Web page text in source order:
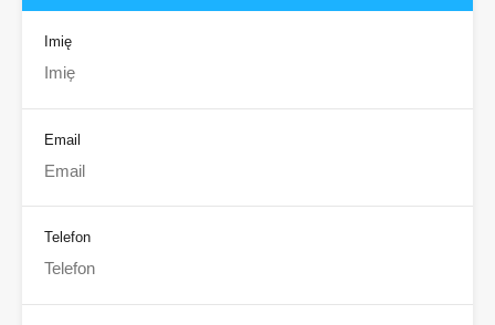
Imię
Email
Telefon